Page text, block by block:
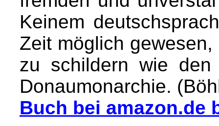
Keinem
Zeit möglich
zu schildern wie den
Donaumonarchie.
Buch bei amazon.de